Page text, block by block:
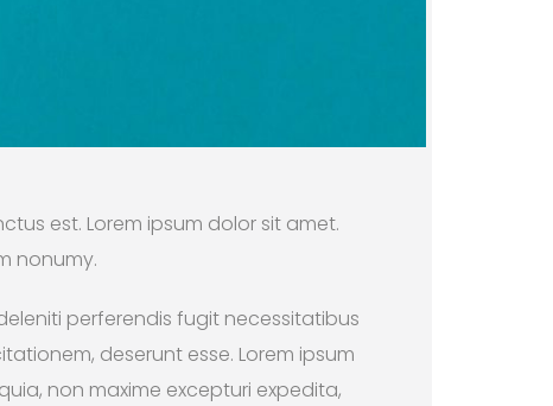
est. Lorem ipsum dolor sit amet.
nonumy.
perferendis fugit necessitatibus
deserunt esse. Lorem ipsum
non maxime excepturi expedita,